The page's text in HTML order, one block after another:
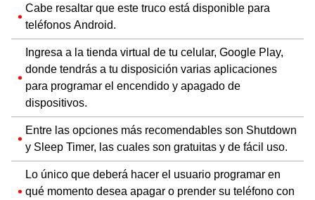
Cabe resaltar que este truco está disponible para
teléfonos Android.
Ingresa a la tienda virtual de tu celular, Google Play,
donde tendrás a tu disposición varias aplicaciones
para programar el encendido y apagado de
dispositivos.
Entre las opciones más recomendables son Shutdown
y Sleep Timer, las cuales son gratuitas y de fácil uso.
Lo único que deberá hacer el usuario programar en
qué momento desea apagar o prender su teléfono con